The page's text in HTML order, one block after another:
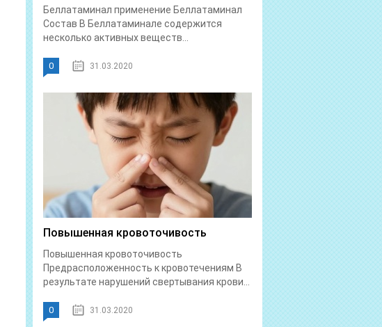
Беллатаминал применение Беллатаминал
Состав В Беллатаминале содержится
несколько активных веществ...
0 31.03.2020
Повышенная кровоточивость
Повышенная кровоточивость
Предрасположенность к кровотечениям В
результате нарушений свертывания крови...
0 31.03.2020